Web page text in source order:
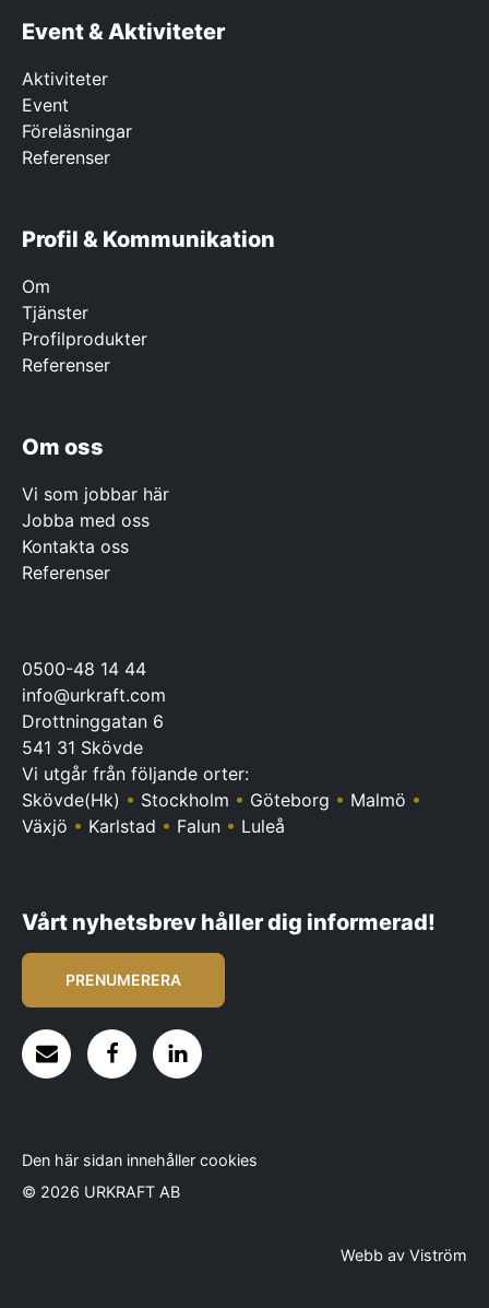
Event & Aktiviteter
Aktiviteter
Event
Föreläsningar
Referenser
Profil & Kommunikation
Om
Tjänster
Profilprodukter
Referenser
Om oss
Vi som jobbar här
Jobba med oss
Kontakta oss
Referenser
0500-48 14 44
info@urkraft.com
Drottninggatan 6
541 31 Skövde
Vi utgår från följande orter:
Skövde(Hk) • Stockholm • Göteborg • Malmö •
Växjö • Karlstad • Falun • Luleå
Vårt nyhetsbrev håller dig informerad!
PRENUMERERA
Den här sidan innehåller cookies
© 2026 URKRAFT AB
Webb av Viström